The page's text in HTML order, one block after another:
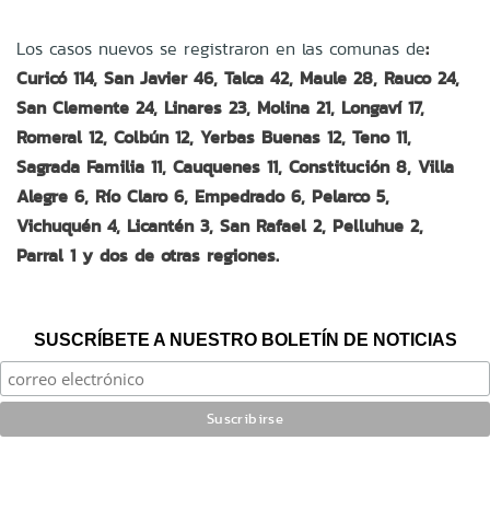
Los casos nuevos se registraron en las comunas de:
Curicó 114, San Javier 46, Talca 42, Maule 28, Rauco 24,
San Clemente 24, Linares 23, Molina 21, Longaví 17,
Romeral 12, Colbún 12, Yerbas Buenas 12, Teno 11,
Sagrada Familia 11, Cauquenes 11, Constitución 8, Villa
Alegre 6, Río Claro 6, Empedrado 6, Pelarco 5,
Vichuquén 4, Licantén 3, San Rafael 2, Pelluhue 2,
Parral 1 y dos de otras regiones.
SUSCRÍBETE A NUESTRO BOLETÍN DE NOTICIAS